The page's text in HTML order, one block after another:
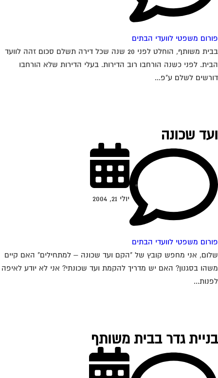
משפטי לוועדי הבתים
בבית משותף, הוחלט לפני 20 שנה שכל דירה תשלם סכום זהה לוועד
לפני כשנה הורחבו רוב הדירות. בעלי הדירות שלא הורחבו
לשלם ע"פ...
שכונה
משפטי לוועדי הבתים
יולי 21, 2004
אני מחפש קובץ של "הקם ועד שכונה – למתחילים" האם קיים
בסגנון? האם יש מדריך להקמת ועד שכונתי? אני לא יודע לאיפה
גדר בבית משותף